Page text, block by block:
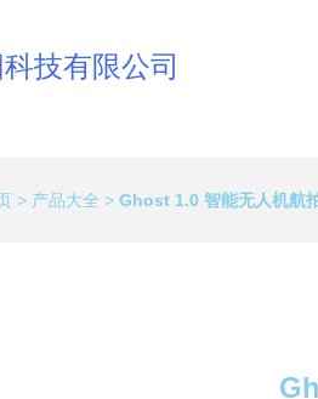
技有限公司
> 产品大全 > Ghost 1.0 智能无人机航